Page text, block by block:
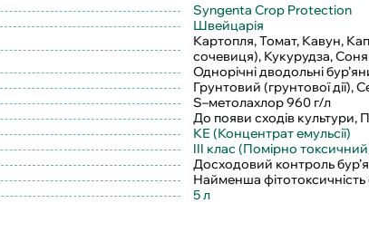
Syngenta Crop Protection
Швейцарія
Картопля, Томат, Кавун,
сочевиця), Кукурудза,
Однорічні дводольні
Грунтовий (грунтової дії),
S–метолахлор 960 г/л
До появи сходів
КЕ (Концентрат емульсії)
III клас (Помірно
Досходовий контроль
Найменша фітотоксичність
5 л